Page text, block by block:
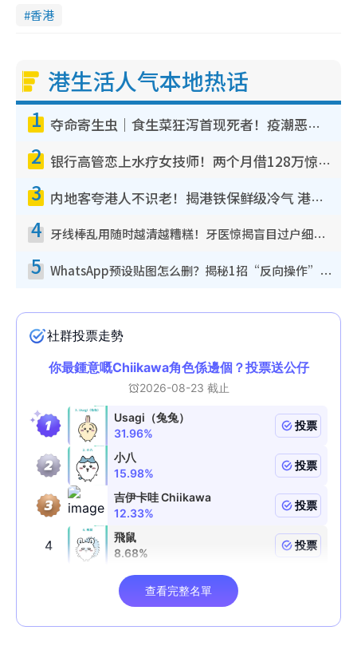
香港
港生活人气本地热话
1 夺命寄生虫｜食生菜狂泻首现死者！疫潮恶化录1.8万宗病例 揭洗菜3大谬误
2 银行高管恋上水疗女技师！两个月借128万惊觉“沉船”沉落火海 揭背后疑似邪教操控卖淫
3 内地客夸港人不识老！揭港铁保鲜级冷气 港人求放过：别投诉
4 牙线棒乱用随时越清越糟糕！牙医惊揭盲目过户细菌恐致龋齿：这种才是日常真保养
5 WhatsApp预设贴图怎么删？揭秘1招“反向操作”还原简洁界面 附3步实测教程